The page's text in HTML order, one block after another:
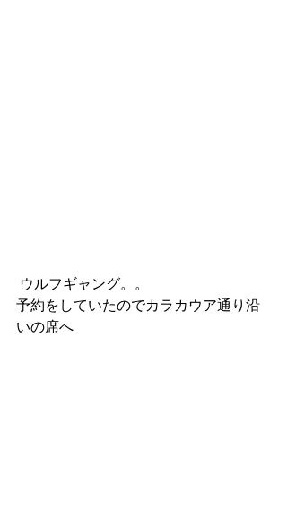
ウルフギャング。。
予約をしていたのでカラカウア通り沿
いの席へ